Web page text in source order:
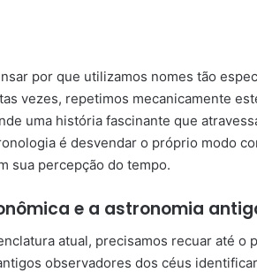
por que utilizamos nomes tão
vezes, repetimos mecanicamente
uma história fascinante que
é desvendar o próprio modo
sua percepção do tempo.
e a astronomia
atual, precisamos recuar até
observadores dos céus